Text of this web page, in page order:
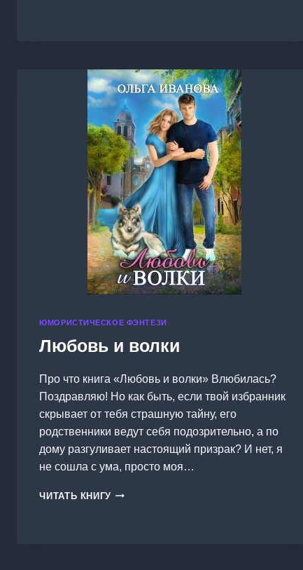
ЮМОРИСТИЧЕСКОЕ ФЭНТЕЗИ
Любовь и волки
Про что книга «Любовь и волки» Влюбилась?
Поздравляю! Но как быть, если твой избранник
скрывает от тебя страшную тайну, его
родственники ведут себя подозрительно, а по
дому разгуливает настоящий призрак? И нет, я
не сошла с ума, просто моя…
ЧИТАТЬ КНИГУ ЛЮБОВЬ